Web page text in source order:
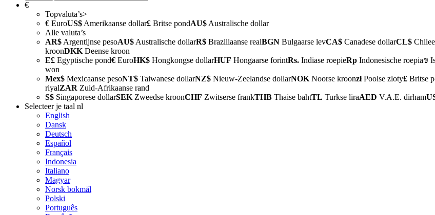
€
Topvaluta’s>
€ EuroUS$ Amerikaanse dollar£ Britse pondAU$ Australische dollar
Alle valuta’s
AR$ Argentijnse pesoAU$ Australische dollarR$ Braziliaanse realBGN Bulgaarse levCA$ Canadese dollarCL$
kroonDKK Deense kroon
E£ Egyptische pond€ EuroHK$ Hongkongse dollarHUF Hongaarse forintRs. Indiase roepieRp Indonesische roepia₪
won
Mex$ Mexicaanse pesoNT$ Taiwanese dollarNZ$ Nieuw-Zeelandse dollarNOK Noorse kroonzłPoolse zloty£ Britse
riyalZAR Zuid-Afrikaanse rand
S$ Singaporese dollarSEK Zweedse kroonCHF Zwitserse frankTHB Thaise bahtTL Turkse liraAED V.A.E. dirham
Selecteer je taal nl
English
Dansk
Deutsch
Español
Français
Indonesia
Italiano
Magyar
Norsk bokmål
Polski
Português